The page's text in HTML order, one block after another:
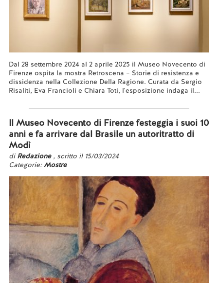
Dal 28 settembre 2024 al 2 aprile 2025 il Museo Novecento di
Firenze ospita la mostra Retroscena – Storie di resistenza e
dissidenza nella Collezione Della Ragione. Curata da Sergio
Risaliti, Eva Francioli e Chiara Toti, l'esposizione indaga il...
Il Museo Novecento di Firenze festeggia i suoi 10
anni e fa arrivare dal Brasile un autoritratto di
Modì
di Redazione , scritto il 15/03/2024
Categorie:Mostre